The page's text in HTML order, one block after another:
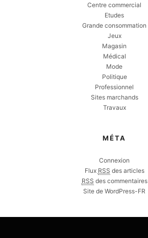
Centre commercial
Etudes
Grande consommation
Jeux
Magasin
Médical
Mode
Politique
Professionnel
Sites marchands
Travaux
MÉTA
Connexion
Flux RSS des articles
RSS des commentaires
Site de WordPress-FR